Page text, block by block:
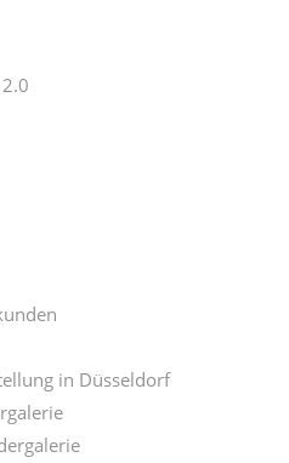
in Düsseldorf